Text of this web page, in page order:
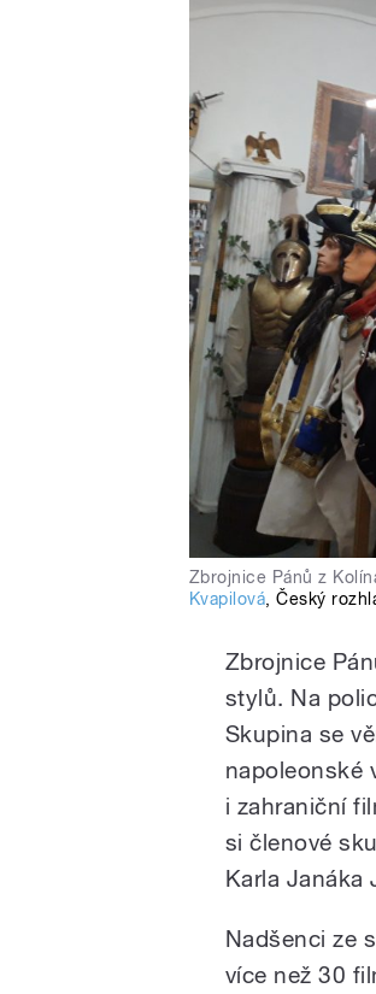
Zbrojnice Pánů z
Kvapilová,Český
Zbrojnice
stylů. Na
Skupina se
napoleonské
i zahraniční
si členové
Karla Janáka
Nadšenci ze
více než 30